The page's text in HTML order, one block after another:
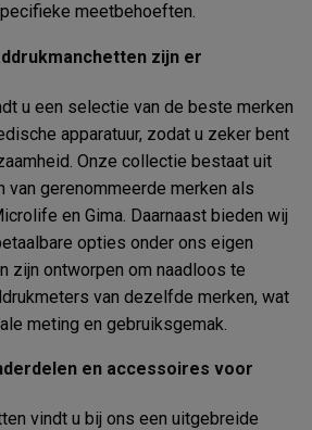
meetbehoeften.
zijn er
u een selectie van de beste merken
apparatuur, zodat u zeker bent
Onze collectie bestaat uit
van gerenommeerde merken als
en Gima. Daarnaast bieden wij
opties onder ons eigen
zijn ontworpen om naadloos te
van dezelfde merken, wat
meting en gebruiksgemak.
en accessoires voor
vindt u bij ons een uitgebreide